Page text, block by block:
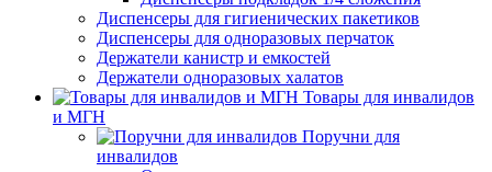
Диспенсеры для гигиенических пакетиков
Диспенсеры для одноразовых перчаток
Держатели канистр и емкостей
Держатели одноразовых халатов
Товары для инвалидов
и МГН
Поручни для
инвалидов